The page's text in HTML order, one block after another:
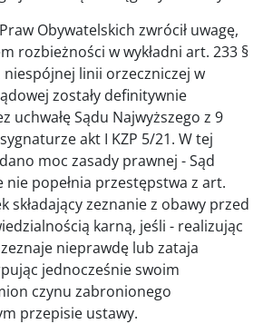
Obywatelskich zwrócił uwagę,
rozbieżności w wykładni art. 233 §
niespójnej linii orzeczniczej w
zostały definitywnie
uchwałę Sądu Najwyższego z 9
akt I KZP 5/21. W tej
moc zasady prawnej - Sąd
nie popełnia przestępstwa z art.
składający zeznanie z obawy przed
karną, jeśli - realizując
nieprawdę lub zataja
jednocześnie swoim
czynu zabronionego
przepisie ustawy.